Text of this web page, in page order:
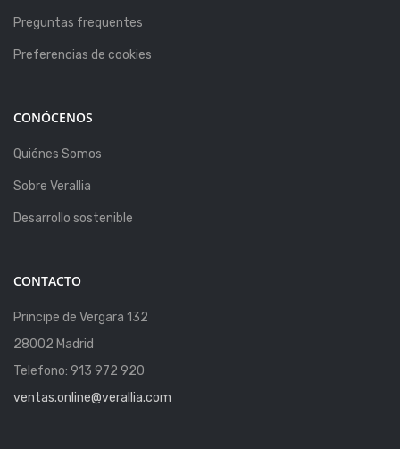
Preguntas frequentes
Preferencias de cookies
CONÓCENOS
Quiénes Somos
Sobre Verallia
Desarrollo sostenible
CONTACTO
Principe de Vergara 132
28002 Madrid
Telefono: 913 972 920
ventas.online@verallia.com